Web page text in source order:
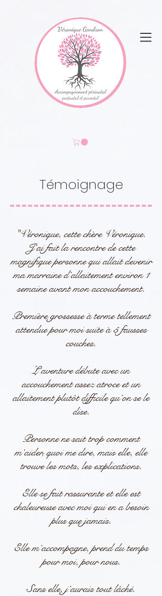
Témoignage
"Véronique, cette chère Véronique.
J’ai fait la rencontre de cette
magnifique personne qui allait devenir
ma marraine d’allaitement environ 1
semaine avant mon accouchement.
Première grossesse à terme tellement
attendue pour moi suite à 5 fausses
couches.
L’aventure débute avec un
accouchement assez atroce et un
allaitement plutôt difficile qu’on se le
dise.
Personne ne sait trop comment
m’aider, quoi me dire, mais elle, elle
trouve les mots, les explications.
Elle se fait rassurante et elle est
chaleureuse avec moi qui en a besoin
plus que jamais.
Elle m’accompagne, prend du temps
pour moi, pour nous.
Sans elle, j’aurais tout lâché.